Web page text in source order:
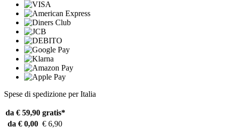
Spese di spedizione per Italia
da € 59,90 gratis*
da € 0,00 € 6,90